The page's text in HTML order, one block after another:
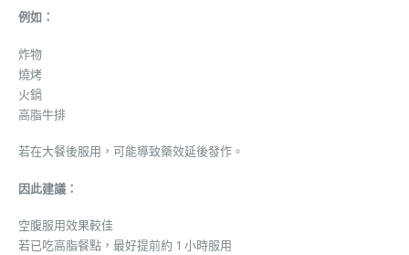
例如：
炸物
燒烤
火鍋
高脂牛排
若在大餐後服用，可能導致藥效延後發作。
因此建議：
空腹服用效果較佳
若已吃高脂餐點，最好提前約 1 小時服用